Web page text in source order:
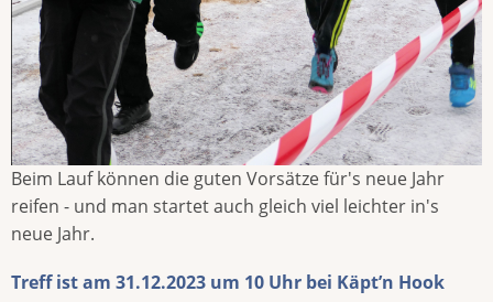
Beim Lauf können die guten Vorsätze für's neue Jahr
reifen - und man startet auch gleich viel leichter in's
neue Jahr.
Treff ist am 31.12.2023 um 10 Uhr bei Käpt’n Hook